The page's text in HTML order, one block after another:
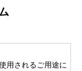
用されるご用途に